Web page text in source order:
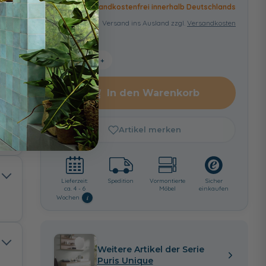
-
Versandkostenfrei innerhalb Deutschlands
Versand ins Ausland zzgl. Versandkosten
− +
In den Warenkorb
Artikel merken
Lieferzeit:
ca. 4 - 6
Wochen
i
Spedition
Vormontierte
Möbel
Sicher
einkaufen
Weitere Artikel der Serie
Puris Unique